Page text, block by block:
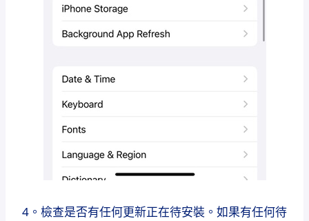
4。檢查是否有任何更新正在待安裝。如果有任何待